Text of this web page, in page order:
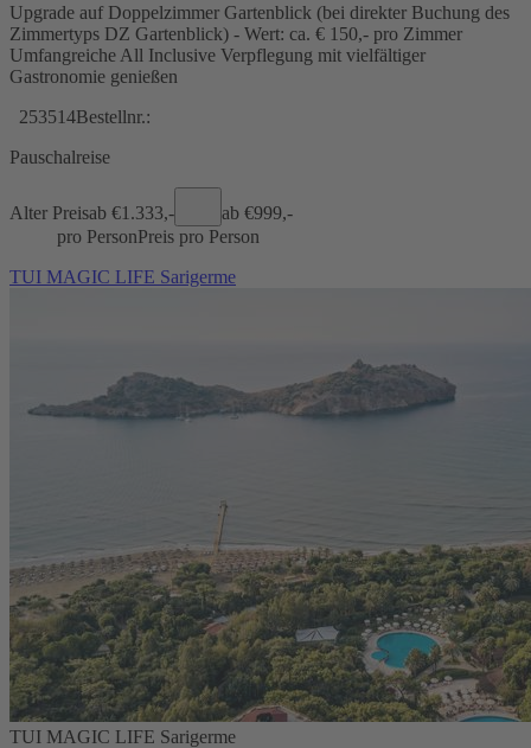
Upgrade auf Doppelzimmer Gartenblick (bei direkter Buchung des
Zimmertyps DZ Gartenblick) - Wert: ca. € 150,- pro Zimmer
Umfangreiche All Inclusive Verpflegung mit vielfältiger
Gastronomie genießen
253514Bestellnr.:
Pauschalreise
Alter Preisab €1.333,- ab €999,-
pro PersonPreis pro Person
TUI MAGIC LIFE Sarigerme
TUI MAGIC LIFE Sarigerme